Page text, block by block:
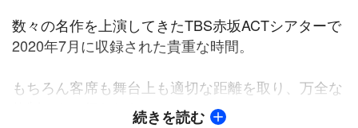
数々の名作を上演してきたTBS赤坂ACTシアターで
2020年7月に収録された貴重な時間。
もちろん客席も舞台上も適切な距離を取り、万全な
体制のもと行われた。続きを読む